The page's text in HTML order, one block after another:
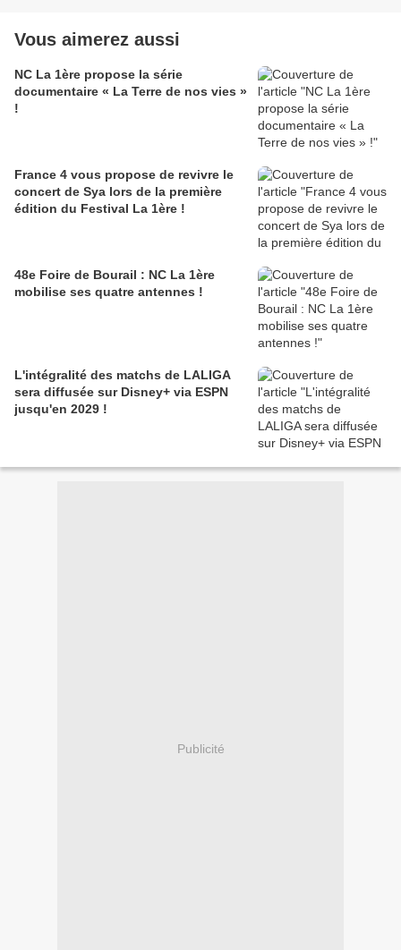
Vous aimerez aussi
NC La 1ère propose la série
documentaire « La Terre de nos vies »
!
France 4 vous propose de revivre le
concert de Sya lors de la première
édition du Festival La 1ère !
48e Foire de Bourail : NC La 1ère
mobilise ses quatre antennes !
L'intégralité des matchs de LALIGA
sera diffusée sur Disney+ via ESPN
jusqu'en 2029 !
Publicité